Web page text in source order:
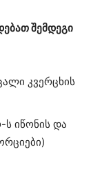
შემდეგი
კვერცხის
ს იწონის და